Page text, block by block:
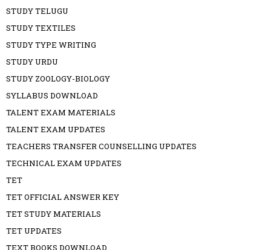
STUDY TELUGU
STUDY TEXTILES
STUDY TYPE WRITING
STUDY URDU
STUDY ZOOLOGY-BIOLOGY
SYLLABUS DOWNLOAD
TALENT EXAM MATERIALS
TALENT EXAM UPDATES
TEACHERS TRANSFER COUNSELLING UPDATES
TECHNICAL EXAM UPDATES
TET
TET OFFICIAL ANSWER KEY
TET STUDY MATERIALS
TET UPDATES
TEXT BOOKS DOWNLOAD